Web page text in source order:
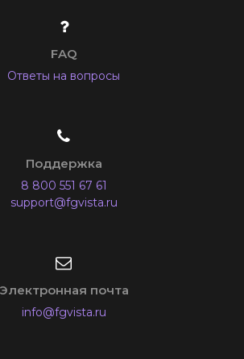
FAQ
Ответы на вопросы
Поддержка
8 800 551 67 61
support@fgvista.ru
Электронная почта
info@fgvista.ru